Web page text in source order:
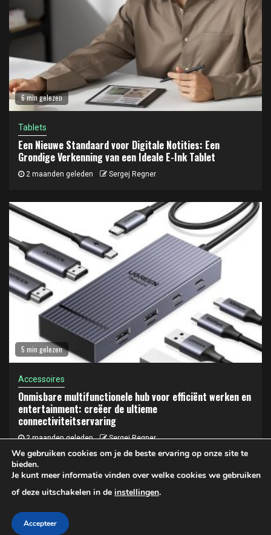
6 min gelezen
Tablets
Een Nieuwe Standaard voor Digitale Notities: Een
Grondige Verkenning van een Ideale E-Ink Tablet
2 maanden geleden Sergej Regner
5 min gelezen
Accessoires
Onmisbare multifunctionele hub voor efficiënt werken en
entertainment: creëer de ultieme
connectiviteitservaring
2 maanden geleden Sergej Regner
Privacy- en cookiebeleid
Copyright © 2025 LAPTOP KOPEN | Privacy- en Cookiebeleid
We gebruiken cookies om je de beste ervaring op onze site te
bieden.
Je kunt meer informatie vinden over welke cookies we gebruiken
of deze uitschakelen in de instellingen.
Accepteer